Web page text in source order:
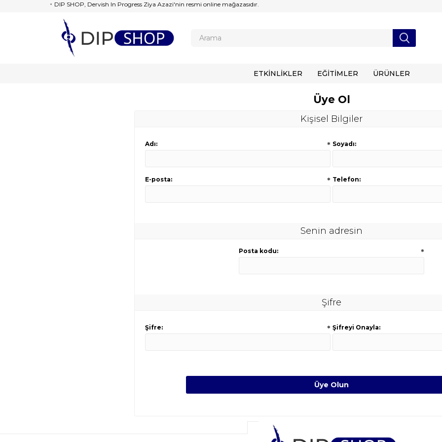
DIP SHOP, Dervish In Progress Ziya Azazi'nin resmi online mağazasıdır.
ETKİNLİKLER EĞİTİMLER ÜRÜNLER
Üye Ol
Kişisel Bilgiler
Adı: * Soyadı:
E-posta: * Telefon:
Senin adresin
Posta kodu: *
Şifre
Şifre: * Şifreyi Onayla: